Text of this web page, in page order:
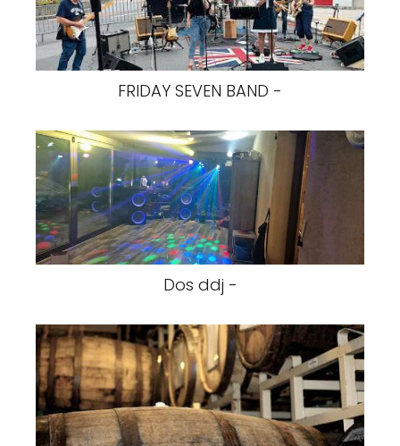
FRIDAY SEVEN BAND -
Dos ddj -